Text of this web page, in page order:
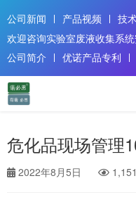
公司新闻 产品视频 技
欢迎咨询实验室废液收集系
公司简介
优诺产品专利
危化品现场管理
2022年8月5日 1,151